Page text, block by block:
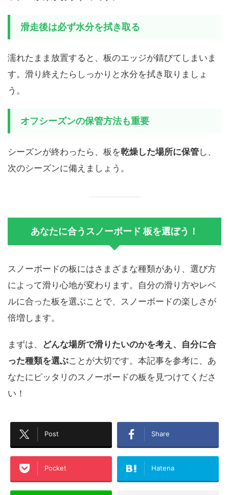
滑走後は必ず水分を拭き取る
濡れたまま放置すると、板のエッジが錆びてしまいま
す。滑り終えたらしっかりと水分を拭き取りましょ
う。
オフシーズンの保管方法も重要
シーズンが終わったら、板を乾燥した場所に保管し、
次のシーズンに備えましょう。
あなたに合うスノーボード 板を選ぼう！
スノーボードの板にはさまざまな種類があり、選び方
によって滑り心地が変わります。自分の滑り方やレベ
ルに合った板を選ぶことで、スノーボードの楽しさが
倍増します。
まずは、 どんな場所で滑りたいのかを考え、自分に合
った種類を選ぶことが大切です。本記事を参考に、あ
なたにピッタリのスノーボードの板を見つけてくださ
い！
Post Share
Pocket Hatena